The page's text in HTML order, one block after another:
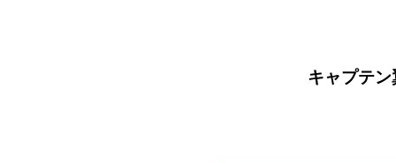
キャプテ